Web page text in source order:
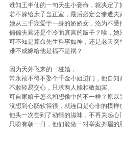
谁知王半仙的一句天生小妾命，就决定了
若不嫁给庶子当正室，最后必定会惨遭夫
她从三千宠爱于一身的娇娇女，沦为不受
偏偏夫君还是个冷面寡言的跛子？唉，
可不知是算命先生料事如神，还是老天突
难不成嫁给他是福不是祸？
因为天外飞来的一桩婚，
常永祯不得不娶个千金小姐进门，他自知
不敢轻易交心，只求两人能相敬如宾。
可自家娘子怎么和想像中的不一样？原以
没想到心肠软得很，就连口是心非的模样
他头一次尝到了动情的滋味，不再关起心
只盼有朝一日，他们能做一对举案齐眉